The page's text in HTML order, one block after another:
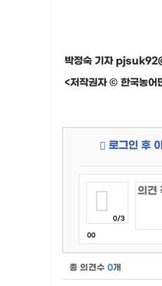
박정숙 기자
<저작권자 © 한국농어
로그인 후
0/3
00
총 의견수 0개